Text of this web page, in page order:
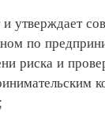
утверждает
по
риска и